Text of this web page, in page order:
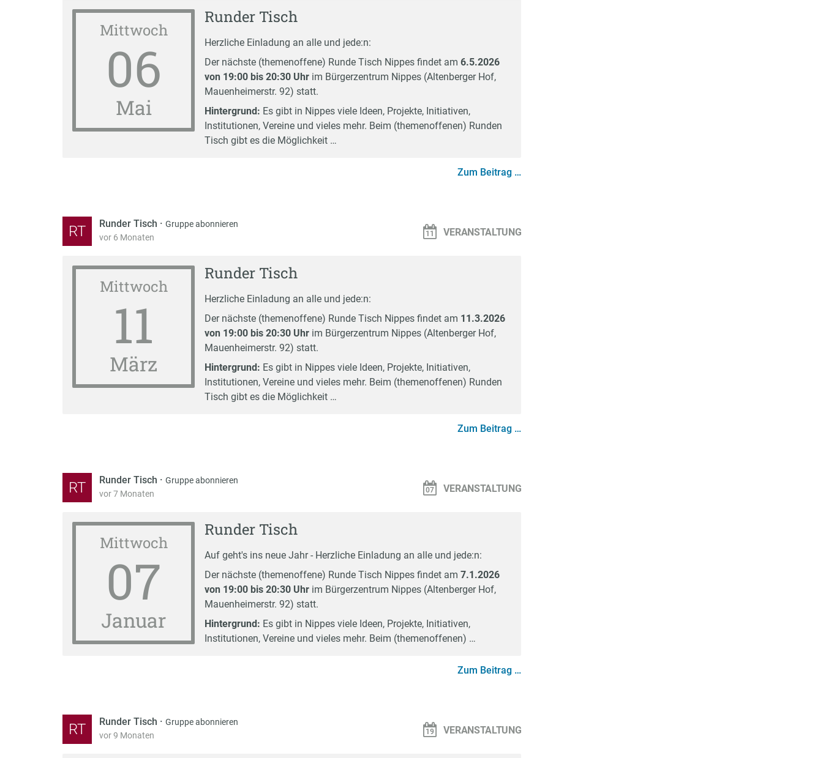
Mittwoch
06
Mai
Runder Tisch
Herzliche Einladung an alle und jede:n:
Der nächste (themenoffene) Runde Tisch Nippes findet am 6.5.2026
von 19:00 bis 20:30 Uhr im Bürgerzentrum Nippes (Altenberger Hof,
Mauenheimerstr. 92) statt.
Hintergrund: Es gibt in Nippes viele Ideen, Projekte, Initiativen,
Institutionen, Vereine und vieles mehr. Beim (themenoffenen) Runden
Tisch gibt es die Möglichkeit …
Zum Beitrag …
RT Runder Tisch · Gruppe abonnieren
vor 6 Monaten
VERANSTALTUNG
Mittwoch
11
März
Runder Tisch
Herzliche Einladung an alle und jede:n:
Der nächste (themenoffene) Runde Tisch Nippes findet am 11.3.2026
von 19:00 bis 20:30 Uhr im Bürgerzentrum Nippes (Altenberger Hof,
Mauenheimerstr. 92) statt.
Hintergrund: Es gibt in Nippes viele Ideen, Projekte, Initiativen,
Institutionen, Vereine und vieles mehr. Beim (themenoffenen) Runden
Tisch gibt es die Möglichkeit …
Zum Beitrag …
RT Runder Tisch · Gruppe abonnieren
vor 7 Monaten
VERANSTALTUNG
Mittwoch
07
Januar
Runder Tisch
Auf geht's ins neue Jahr - Herzliche Einladung an alle und jede:n:
Der nächste (themenoffene) Runde Tisch Nippes findet am 7.1.2026
von 19:00 bis 20:30 Uhr im Bürgerzentrum Nippes (Altenberger Hof,
Mauenheimerstr. 92) statt.
Hintergrund: Es gibt in Nippes viele Ideen, Projekte, Initiativen,
Institutionen, Vereine und vieles mehr. Beim (themenoffenen) …
Zum Beitrag …
RT Runder Tisch · Gruppe abonnieren
vor 9 Monaten
VERANSTALTUNG